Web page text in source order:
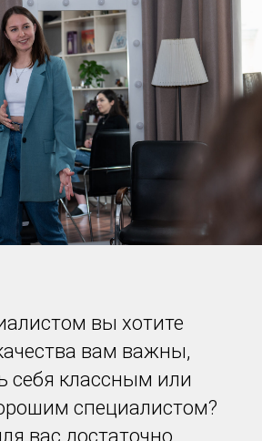
вы хотите
вам важны,
себя классным или
специалистом?
вас достаточно